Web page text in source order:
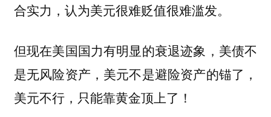
合实力，认为美元很难贬值很难滥发。
但现在美国国力有明显的衰退迹象，美债不
是无风险资产，美元不是避险资产的锚了，
美元不行，只能靠黄金顶上了！